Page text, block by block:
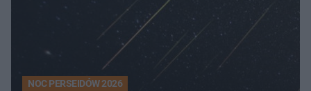
NOC PERSEIDÓW 2026